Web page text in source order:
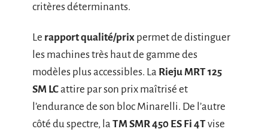
critères déterminants.
Le rapport qualité/prix permet de distinguer
les machines très haut de gamme des
modèles plus accessibles. La Rieju MRT 125
SM LCattire par son prix maîtrisé et
l’endurance de son bloc Minarelli. De l’autre
côté du spectre, la TM SMR 450 ES Fi 4Tvise